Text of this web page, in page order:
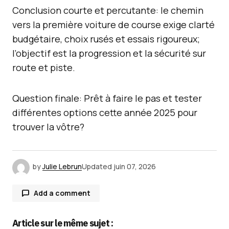
Conclusion courte et percutante: le chemin
vers la première voiture de course exige clarté
budgétaire, choix rusés et essais rigoureux;
l’objectif est la progression et la sécurité sur
route et piste.
Question finale: Prêt à faire le pas et tester
différentes options cette année 2025 pour
trouver la vôtre?
byJulie LebrunUpdated juin 07, 2026
Add a comment
Article sur le même sujet :